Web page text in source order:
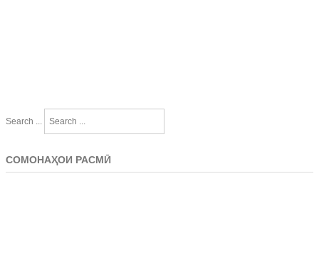
Search ...
СОМОНАҲОИ РАСМӢ